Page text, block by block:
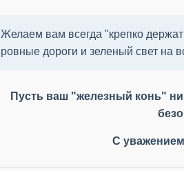
Желаем вам всегда "крепко
ровные дороги и зеленый свет на
Пусть ваш "железный конь"
С